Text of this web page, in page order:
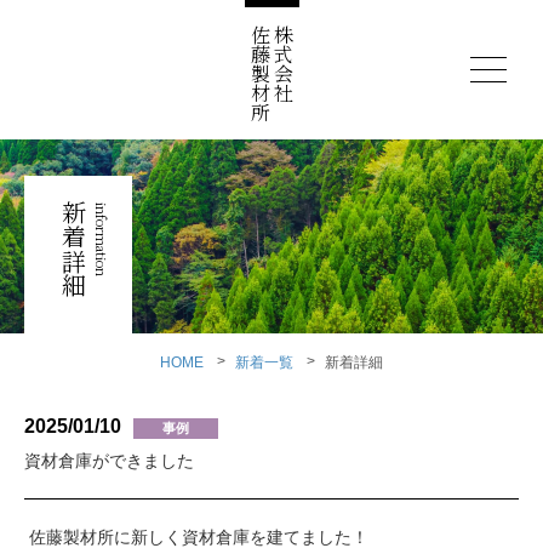
株式会社
佐藤製材所
information
新着詳細
HOME 新着一覧 新着詳細
2025/01/10 事例
資材倉庫ができました
佐藤製材所に新しく資材倉庫を建てました！